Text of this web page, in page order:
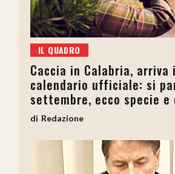
IL QUADRO
Caccia in Calabria, arriva
calendario ufficiale: si
settembre, ecco specie
Redazione